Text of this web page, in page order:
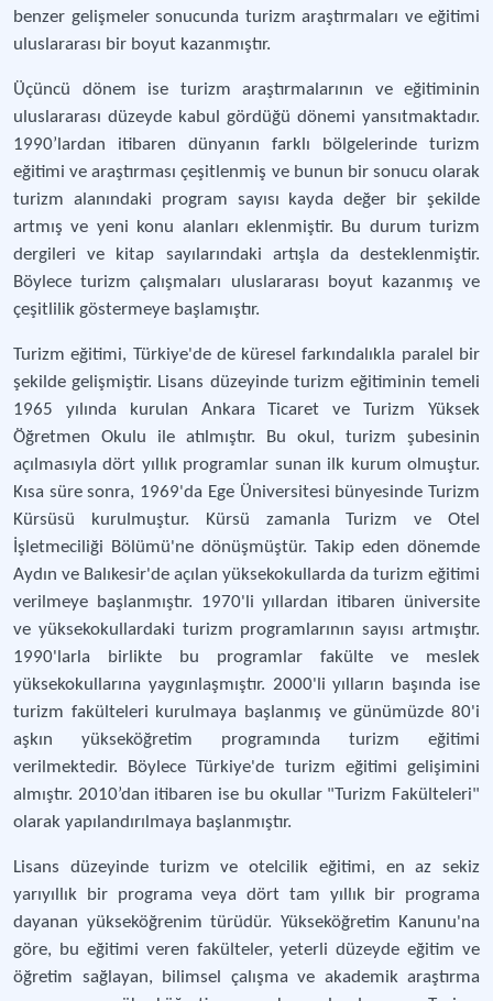
benzer gelişmeler sonucunda turizm araştırmaları ve eğitimi
uluslararası bir boyut kazanmıştır.
Üçüncü dönem ise turizm araştırmalarının ve eğitiminin
uluslararası düzeyde kabul gördüğü dönemi yansıtmaktadır.
1990’lardan itibaren dünyanın farklı bölgelerinde turizm
eğitimi ve araştırması çeşitlenmiş ve bunun bir sonucu olarak
turizm alanındaki program sayısı kayda değer bir şekilde
artmış ve yeni konu alanları eklenmiştir. Bu durum turizm
dergileri ve kitap sayılarındaki artışla da desteklenmiştir.
Böylece turizm çalışmaları uluslararası boyut kazanmış ve
çeşitlilik göstermeye başlamıştır.
Turizm eğitimi, Türkiye'de de küresel farkındalıkla paralel bir
şekilde gelişmiştir. Lisans düzeyinde turizm eğitiminin temeli
1965 yılında kurulan Ankara Ticaret ve Turizm Yüksek
Öğretmen Okulu ile atılmıştır. Bu okul, turizm şubesinin
açılmasıyla dört yıllık programlar sunan ilk kurum olmuştur.
Kısa süre sonra, 1969'da Ege Üniversitesi bünyesinde Turizm
Kürsüsü kurulmuştur. Kürsü zamanla Turizm ve Otel
İşletmeciliği Bölümü'ne dönüşmüştür. Takip eden dönemde
Aydın ve Balıkesir'de açılan yüksekokullarda da turizm eğitimi
verilmeye başlanmıştır. 1970'li yıllardan itibaren üniversite
ve yüksekokullardaki turizm programlarının sayısı artmıştır.
1990'larla birlikte bu programlar fakülte ve meslek
yüksekokullarına yaygınlaşmıştır. 2000'li yılların başında ise
turizm fakülteleri kurulmaya başlanmış ve günümüzde 80'i
aşkın yükseköğretim programında turizm eğitimi
verilmektedir. Böylece Türkiye'de turizm eğitimi gelişimini
almıştır. 2010’dan itibaren ise bu okullar "Turizm Fakülteleri"
olarak yapılandırılmaya başlanmıştır.
Lisans düzeyinde turizm ve otelcilik eğitimi, en az sekiz
yarıyıllık bir programa veya dört tam yıllık bir programa
dayanan yükseköğrenim türüdür. Yükseköğretim Kanunu'na
göre, bu eğitimi veren fakülteler, yeterli düzeyde eğitim ve
öğretim sağlayan, bilimsel çalışma ve akademik araştırma